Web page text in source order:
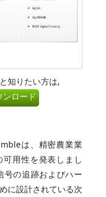
知りたい方は,
ロード
は、精密農業業
用性を発表しまし
号の追跡およびハー
に設計されている次